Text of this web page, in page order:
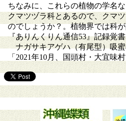
ちなみに、これらの植物の学名
クマツヅラ科とあるので、クマ
のでしょうか？。植物界では科
『ありんくりん通信53』記録覚
ナガサキアゲハ（有尾型）吸蜜
「2021年10月、国頭村・大宜味